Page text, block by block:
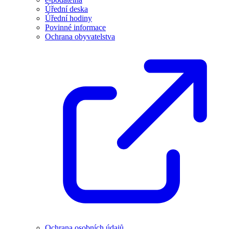
Úřední deska
Úřední hodiny
Povinné informace
Ochrana obyvatelstva